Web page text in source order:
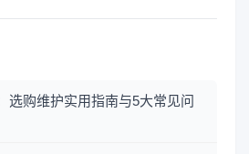
选购维护实用指南与5大常见问